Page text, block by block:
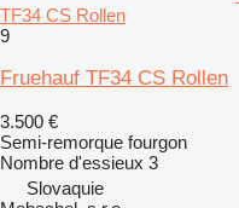
TF34 CS Rollen
9
Fruehauf TF34 CS Rollen
3.500 €
Semi-remorque fourgon
Nombre d'essieux 3
Slovaquie